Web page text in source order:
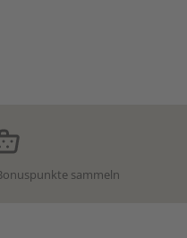
sammeln